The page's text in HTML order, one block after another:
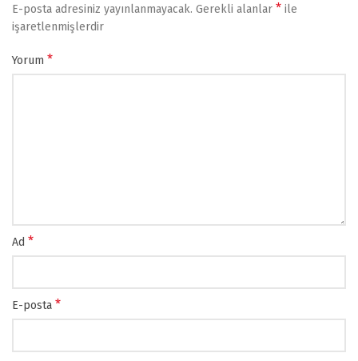
E-posta adresiniz yayınlanmayacak. Gerekli alanlar * ile
işaretlenmişlerdir
Yorum *
Ad *
E-posta *